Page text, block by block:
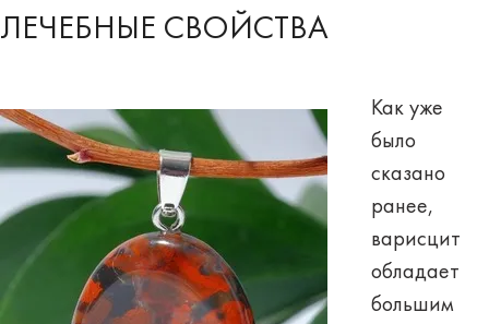
ЛЕЧЕБНЫЕ СВОЙСТВА
Как уже
было
сказано
ранее,
варисцит
обладает
большим